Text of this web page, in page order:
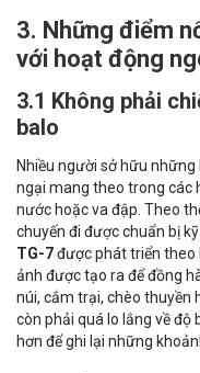
3. Những điểm
với hoạt động
3.1 Không phải
balo
Nhiều người sở hữu
ngại mang theo trong các
nước hoặc va đập. Theo
chuyến đi được chuẩn bị
TG-7được phát triển theo
ảnh được tạo ra để đồng
núi, cắm trại, chèo thuyền
còn phải quá lo lắng về độ
hơn để ghi lại những